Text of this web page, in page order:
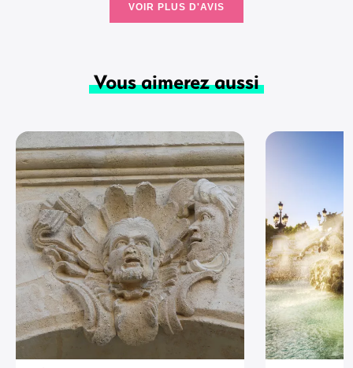
VOIR PLUS D'AVIS
Vous aimerez aussi